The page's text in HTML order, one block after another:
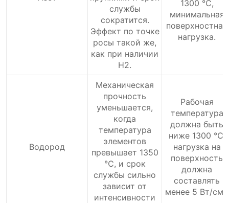
службы
сократится.
Эффект по точке
росы такой же,
как при наличии
H2.
1300 ℃,
минимальная
поверхностная
нагрузка.
Водород
Механическая
прочность
уменьшается,
когда
температура
элементов
превышает 1350
℃, и срок
службы сильно
зависит от
интенсивности
Рабочая
температура
должна быть
ниже 1300 ℃,
нагрузка на
поверхность
должна
составлять
менее 5 Вт/см².